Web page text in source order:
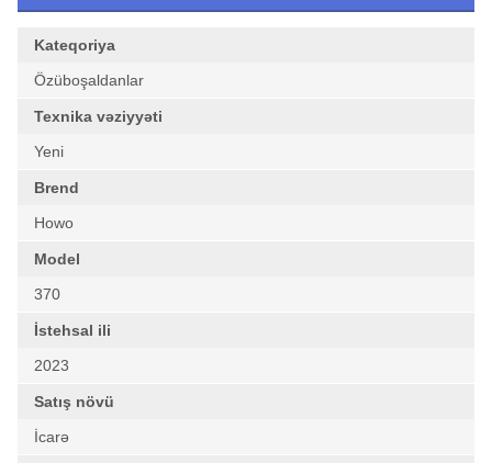
Kateqoriya
Özüboşaldanlar
Texnika vəziyyəti
Yeni
Brend
Howo
Model
370
İstehsal ili
2023
Satış növü
İcarə